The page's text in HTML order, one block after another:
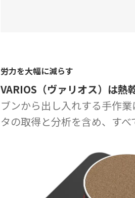
労力を大幅に減らす
VARIOS（ヴァリオス）は熱
ブンから出し入れする手作
タの取得と分析を含め、す